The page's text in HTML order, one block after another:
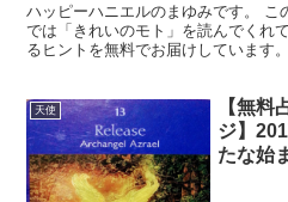
ハッピーハニエルのまゆみです。 こ
では「きれいのモト」を読んでくれ
るヒントを無料でお届けしています
天使
【無料
ジ】
たな始